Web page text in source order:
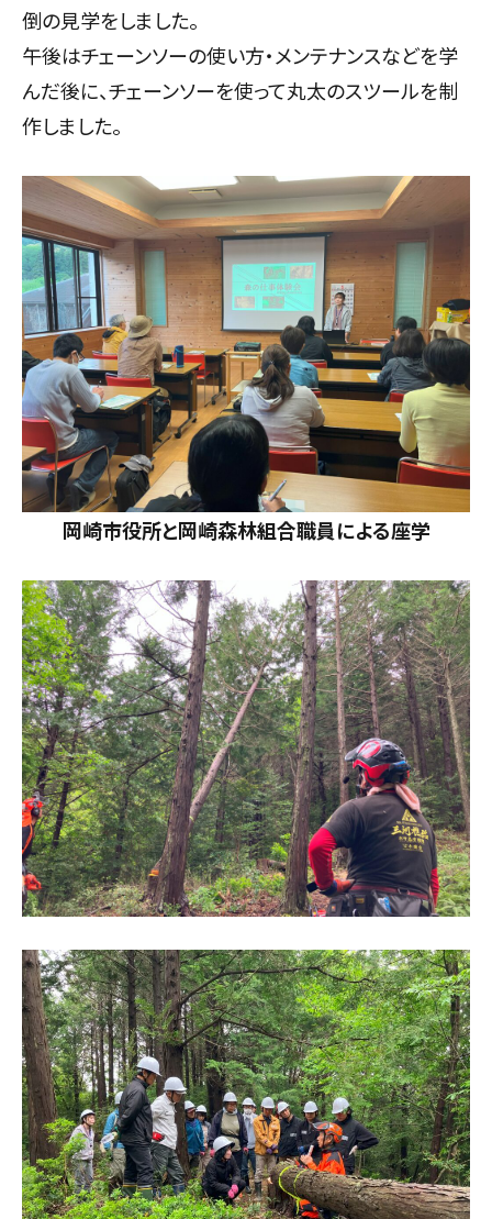
倒の見学をしました。
午後はチェーンソーの使い方・メンテナンスなどを学
んだ後に、チェーンソーを使って丸太のスツールを制
作しました。
岡崎市役所と岡崎森林組合職員による座学